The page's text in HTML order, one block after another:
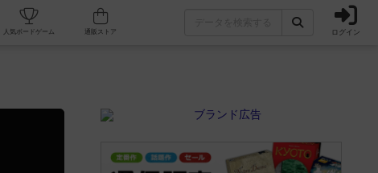
カフェ/店舗 人気ボードゲーム ログイン